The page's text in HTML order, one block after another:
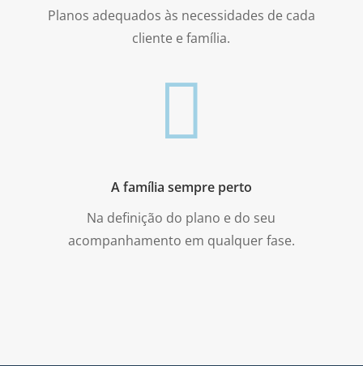
Planos adequados às necessidades de cada
cliente e família.

A família sempre perto
Na definição do plano e do seu
acompanhamento em qualquer fase.